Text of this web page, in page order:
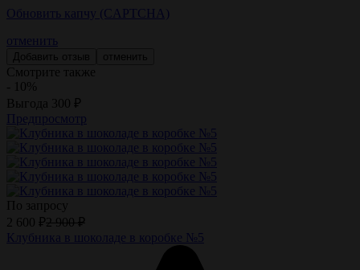
Обновить капчу (CAPTCHA)
отменить
отменить
Смотрите также
- 10%
Выгода 300 ₽
Предпросмотр
По запросу
2 600 ₽2 900 ₽
Клубника в шоколаде в коробке №5